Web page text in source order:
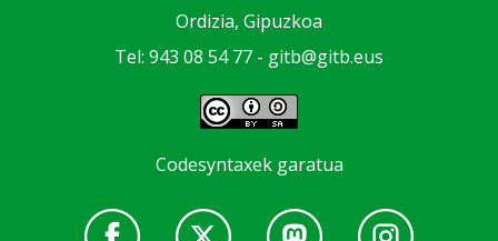
Ordizia, Gipuzkoa
Tel: 943 08 54 77 - gitb@gitb.eus
Codesyntaxek garatua